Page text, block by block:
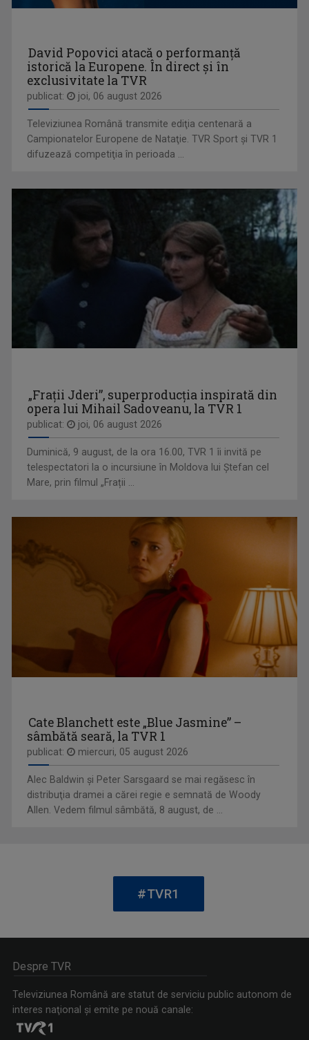
ROCK MANIAC
Știri, albumele momentului, cronica ...
MAGHIARA DE PE UNU
"Krónika" e un cuvânt din altă limbă, dar nu ...
DOSAR ROMÂNIA
O poveste jurnalistică de prestigiu, în ...
ORA REGELUI
O cronică a trecutului și a destinului unei ...
AKZENTEMisiunea principală a emisiunii este să fie ...
NARCIS POPESCU
Jurnalist și moderator la Televiziunea Română, ...
MARIA CHIRIȚĂ
Maria Chiriţă şi-a făcut debutul în ...
FLORINA CONSTANTINESCU
„Cred că am cântat de când mă ştiu, în cor, la ...
BOGDAN MUZGOCI
David Popovici atacă o performanţă
istorică la Europene. În direct şi în
exclusivitate la TVR
publicat: joi, 06 august 2026
Televiziunea Română transmite ediţia centenară a
Campionatelor Europene de Nataţie. TVR Sport şi TVR 1
difuzează competiţia în perioada ...
„Frații Jderi”, superproducția inspirată din
opera lui Mihail Sadoveanu, la TVR 1
publicat: joi, 06 august 2026
Duminică, 9 august, de la ora 16.00, TVR 1 îi invită pe
telespectatori la o incursiune în Moldova lui Ștefan cel
Mare, prin filmul „Frații ...
Cate Blanchett este „Blue Jasmine” –
sâmbătă seară, la TVR 1
publicat: miercuri, 05 august 2026
Alec Baldwin şi Peter Sarsgaard se mai regăsesc în
distribuţia dramei a cărei regie e semnată de Woody
Allen. Vedem filmul sâmbătă, 8 august, de ...
#TVR1
Despre TVR
Televiziunea Română are statut de serviciu public autonom de
interes naţional şi emite pe nouă canale: